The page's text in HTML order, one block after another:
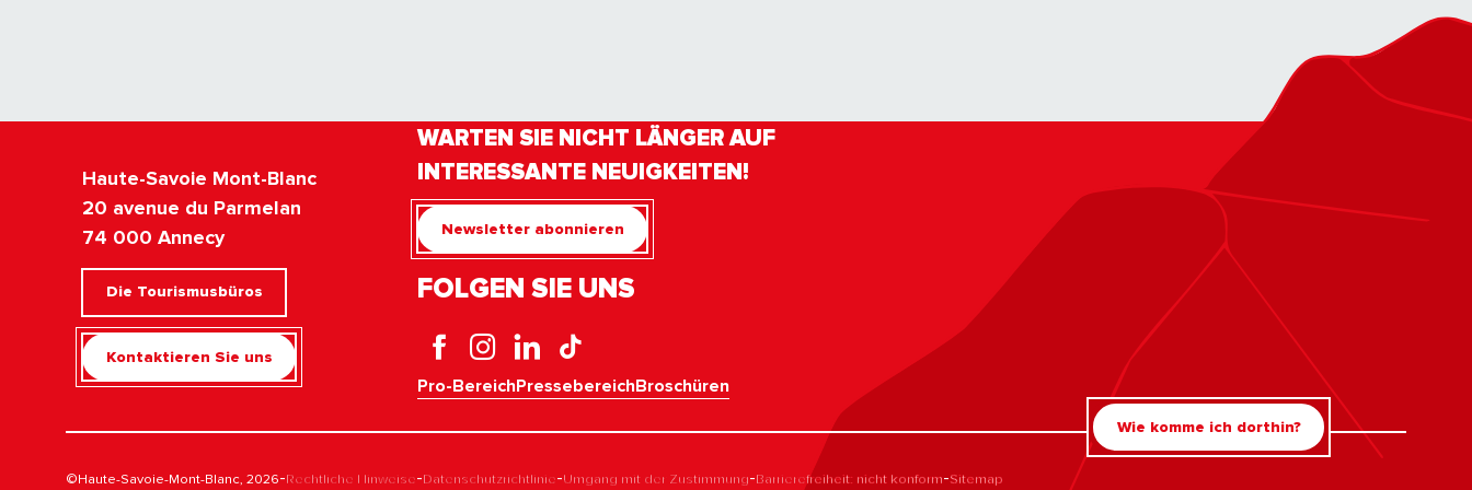
Haute-Savoie Mont-Blanc
20 avenue du Parmelan
74 000 Annecy
Die Tourismusbüros
Kontaktieren Sie uns
WARTEN SIE NICHT LÄNGER AUF
INTERESSANTE NEUIGKEITEN!
Newsletter abonnieren
FOLGEN SIE UNS
Pro-BereichPressebereichBroschüren
Wie komme ich dorthin?
©Haute-Savoie-Mont-Blanc, 2026-Rechtliche Hinweise-Datenschutzrichtlinie-Umgang mit der Zustimmung-Barrierefreiheit: nicht konform-Sitemap